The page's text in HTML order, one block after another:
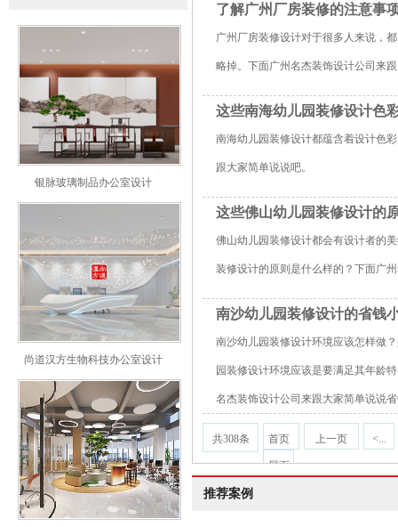
银脉玻璃制品办公室设计
尚道汉方生物科技办公室设计
了解广州厂房装修的注意事
广州厂房装修设计对于很多人来说，
略掉。下面广州名杰装饰设计公司来
这些南海幼儿园装修设计色
南海幼儿园装修设计都蕴含着设计色
跟大家简单说说吧。
这些佛山幼儿园装修设计的
佛山幼儿园装修设计都会有设计者的
装修设计的原则是什么样的？下面广
南沙幼儿园装修设计的省钱
南沙幼儿园装修设计环境应该怎样做
园装修设计环境应该是要满足其年龄
名杰装饰设计公司来跟大家简单说说
共308条 首页 上一页 <...
尾页
推荐案例